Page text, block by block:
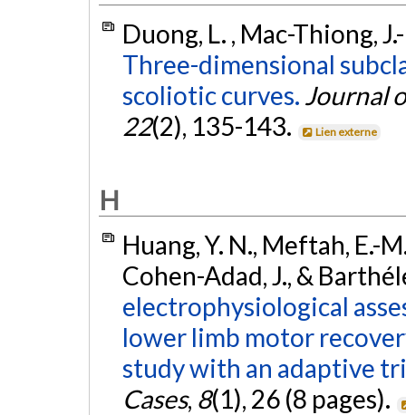
Duong, L. , Mac-Thiong,
Three-dimensional
scoliotic curves. Journal
22(2), 135-143. Lien externe
H
Huang, Y. N., Meftah, E.-
Cohen-Adad, J., &
electrophysiological
lower limb motor
study with an adaptive
Cases, 8(1), 26 (8 pages).